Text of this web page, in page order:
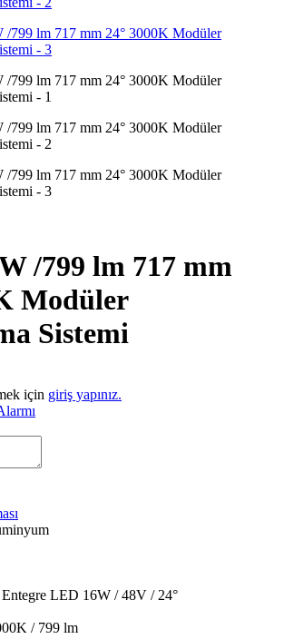
/799 lm 717 mm
Modüler
Sistemi
için giriş yapınız.
Entegre LED 16W / 48V / 24°
/ 799 lm